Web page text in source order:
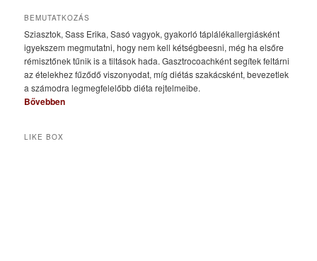
BEMUTATKOZÁS
Sziasztok, Sass Erika, Sasó vagyok, gyakorló táplálékallergiásként
igyekszem megmutatni, hogy nem kell kétségbeesni, még ha elsőre
rémisztőnek tűnik is a tiltások hada. Gasztrocoachként segítek feltárni
az ételekhez fűződő viszonyodat, míg diétás szakácsként, bevezetlek
a számodra legmegfelelőbb diéta rejtelmeibe.
Bővebben
LIKE BOX